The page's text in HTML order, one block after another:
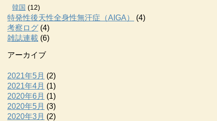
韓国 (12)
特発性後天性全身性無汗症（AIGA）
(4)
考察ログ (4)
雑誌連載 (6)
アーカイブ
2021年5月 (2)
2021年4月 (1)
2020年6月 (1)
2020年5月 (3)
2020年3月 (2)